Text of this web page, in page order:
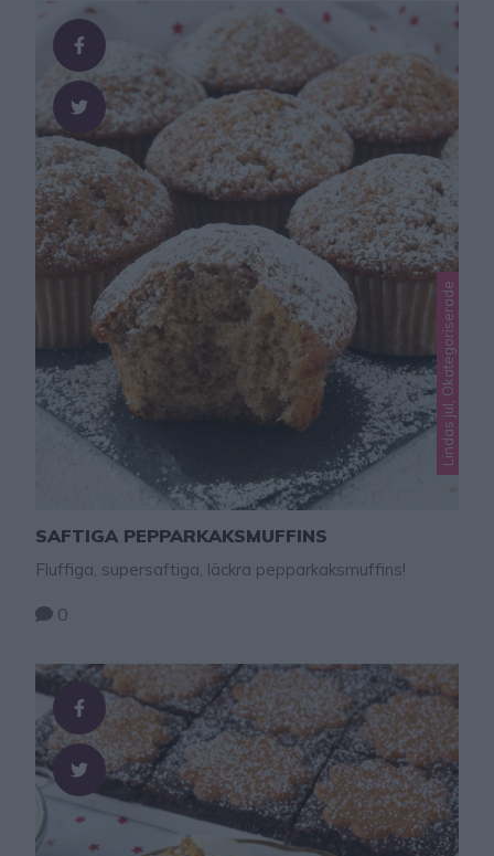
Lindas jul, Okategoriserade
SAFTIGA PEPPARKAKSMUFFINS
Fluffiga, supersaftiga, läckra pepparkaksmuffins!
0